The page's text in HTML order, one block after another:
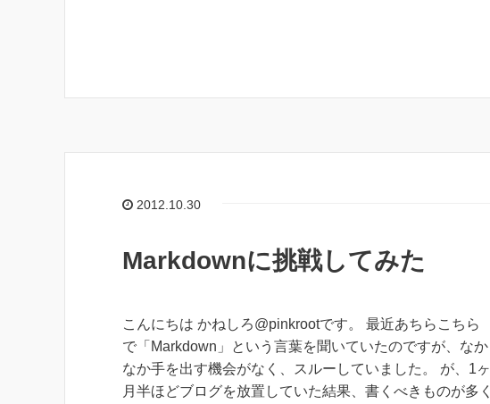
2012.10.30
Markdownに挑戦してみた
こんにちは かねしろ@pinkrootです。 最近あちらこちら
で「Markdown」という言葉を聞いていたのですが、なか
なか手を出す機会がなく、スルーしていました。 が、1ヶ
月半ほどブログを放置していた結果、書くべきものが多く